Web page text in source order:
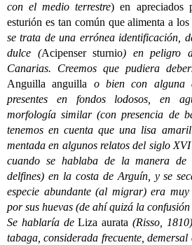
con el medio terrestre) en apreciados
esturión es tan común que alimenta a
se trata de una errónea identificación,
dulce (Acipenser sturnio) en peligro
Canarias. Creemos que pudiera
Anguilla anguilla o bien con alguna
presentes en fondos lodosos, en
morfología similar (con presencia de
tenemos en cuenta que una lisa
mentada en algunos relatos del siglo
cuando se hablaba de la manera de
delfines) en la costa de Arguín, y se
especie abundante (al migrar) era
por sus huevas (de ahí quizá la
Se hablaría deLiza aurata (Risso,
tabaga, considerada frecuente,